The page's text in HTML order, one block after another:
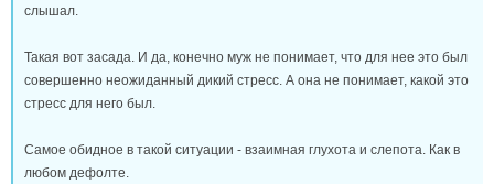
слышал.
Такая вот засада. И да, конечно муж не понимает, что для нее это был
совершенно неожиданный дикий стресс. А она не понимает, какой это
стресс для него был.
Самое обидное в такой ситуации - взаимная глухота и слепота. Как в
любом дефолте.